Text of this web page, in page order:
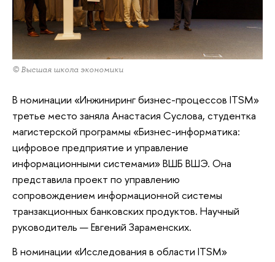
© Высшая школа экономики
В номинации «Инжиниринг бизнес-процессов ITSM»
третье место заняла Анастасия Суслова, студентка
магистерской программы «Бизнес-информатика:
цифровое предприятие и управление
информационными системами» ВШБ ВШЭ. Она
представила проект по управлению
сопровождением информационной системы
транзакционных банковских продуктов. Научный
руководитель — Евгений Зараменских.
В номинации «Исследования в области ITSM»